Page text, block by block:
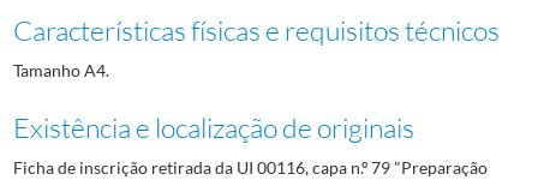
Características físicas e requisitos técnicos
Tamanho A4.
Existência e localização de originais
Ficha de inscrição retirada da UI 00116, capa n.º 79 "Preparação